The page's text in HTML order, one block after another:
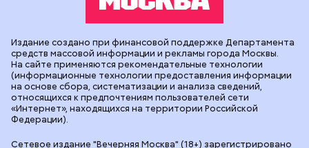
Сетевое издание "Вечерняя Москва" (18+) зарегистрировано
Издание создано при финансовой поддержке Департамента
средств массовой информации и рекламы города Москвы.
На сайте применяются рекомендательные технологии
(информационные технологии предоставления информации
на основе сбора, систематизации и анализа сведений,
относящихся к предпочтениям пользователей сети
«Интернет», находящихся на территории Российской
Федерации).